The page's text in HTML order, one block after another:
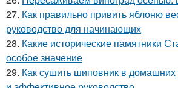
27. Как правильно привить яблоню
руководство для начинающих
28. Какие исторические памятники
особое значение
29. Как сушить шиповник в домашних